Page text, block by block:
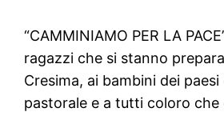
“CAMMINIAMO PER LA
ragazzi che si stanno
Cresima, ai bambini dei paesi
pastorale e a tutti coloro che